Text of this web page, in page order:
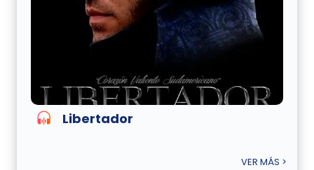
Libertador
VER MÁS >